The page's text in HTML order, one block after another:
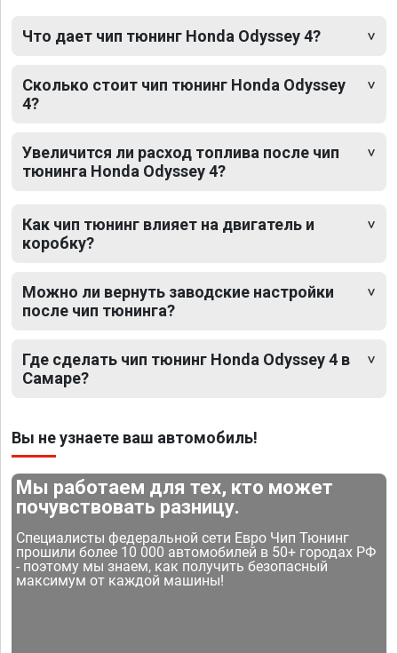
Что дает чип тюнинг Honda Odyssey 4?
Сколько стоит чип тюнинг Honda Odyssey
4?
Увеличится ли расход топлива после чип
тюнинга Honda Odyssey 4?
Как чип тюнинг влияет на двигатель и
коробку?
Можно ли вернуть заводские настройки
после чип тюнинга?
Где сделать чип тюнинг Honda Odyssey 4 в
Самаре?
Вы не узнаете ваш автомобиль!
Мы работаем для тех, кто может
почувствовать разницу.
Специалисты федеральной сети Евро Чип Тюнинг
прошили более 10 000 автомобилей в 50+ городах РФ
- поэтому мы знаем, как получить безопасный
максимум от каждой машины!